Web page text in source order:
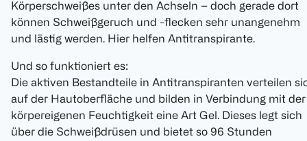
Körperschweißes unter den Achseln – doch gerade dort
können Schweißgeruch und -flecken sehr unangenehm
und lästig werden. Hier helfen Antitranspirante.
Und so funktioniert es:
Die aktiven Bestandteile in Antitranspiranten verteilen
auf der Hautoberfläche und bilden in Verbindung mit der
körpereigenen Feuchtigkeit eine Art Gel. Dieses legt sich
über die Schweißdrüsen und bietet so 96 Stunden